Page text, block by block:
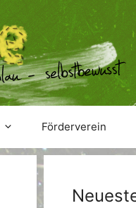
Förderverein